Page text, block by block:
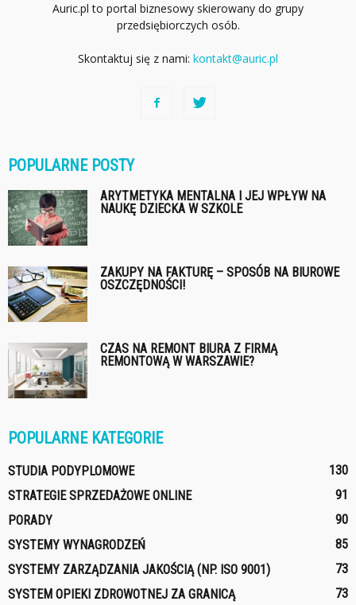
Auric.pl to portal biznesowy skierowany do grupy
przedsiębiorczych osób.
Skontaktuj się z nami: kontakt@auric.pl
POPULARNE POSTY
ARYTMETYKA MENTALNA I JEJ WPŁYW NA
NAUKĘ DZIECKA W SZKOLE
ZAKUPY NA FAKTURĘ – SPOSÓB NA BIUROWE
OSZCZĘDNOŚCI!
CZAS NA REMONT BIURA Z FIRMĄ
REMONTOWĄ W WARSZAWIE?
POPULARNE KATEGORIE
STUDIA PODYPLOMOWE
130
STRATEGIE SPRZEDAŻOWE ONLINE
91
PORADY
90
SYSTEMY WYNAGRODZEŃ
85
SYSTEMY ZARZĄDZANIA JAKOŚCIĄ (NP. ISO 9001)
73
SYSTEM OPIEKI ZDROWOTNEJ ZA GRANICĄ
73